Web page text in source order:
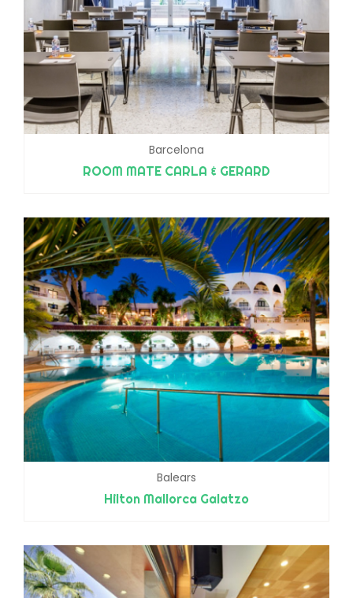
Barcelona
ROOM MATE CARLA & GERARD
Balears
Hilton Mallorca Galatzo